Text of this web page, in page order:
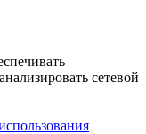
сетевой